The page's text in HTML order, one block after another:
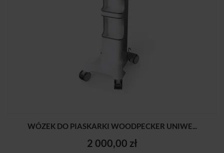
WÓZEK DO PIASKARKI WOODPECKER UNIWE...
2 000,00 zł